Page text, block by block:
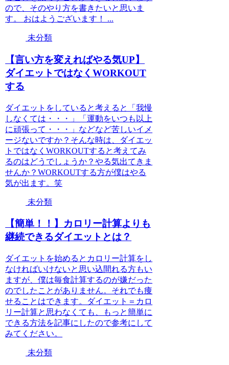
ので、そのやり方を書きたいと思いま
す。 おはようございます！ ...
未分類
【言い方を変えればやる気UP】
ダイエットではなくWORKOUT
する
ダイエットをしていると考えると「我慢
しなくては・・・」「運動をいつも以上
に頑張って・・・」などなど苦しいイメ
ージないですか？そんな時は、ダイエッ
トではなくWORKOUTすると考えてみ
るのはどうでしょうか？やる気出てきま
せんか？WORKOUTする方が僕はやる
気が出ます。笑
未分類
【簡単！！】カロリー計算よりも
継続できるダイエットとは？
ダイエットを始めるとカロリー計算をし
なければいけないと思い込間れる方もい
ますが、僕は毎食計算するのが嫌だった
のでしたことがありません。それでも痩
せることはできます。ダイエット＝カロ
リー計算と思わなくても、もっと簡単に
できる方法を記事にしたので参考にして
みてください。
未分類